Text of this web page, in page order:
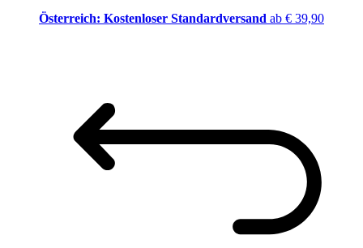
Österreich: Kostenloser Standardversand ab € 39,90